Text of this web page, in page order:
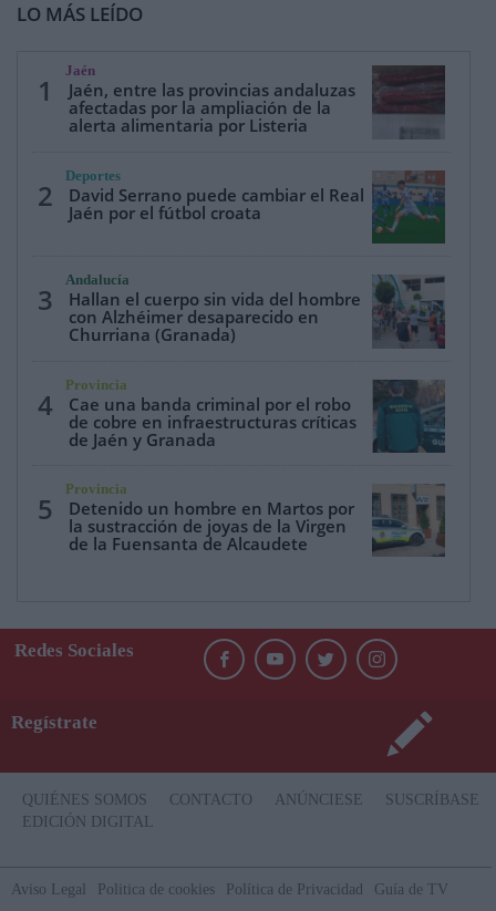
LO MÁS LEÍDO
1
Jaén
Jaén, entre las provincias andaluzas
afectadas por la ampliación de la
alerta alimentaria por Listeria
2
Deportes
David Serrano puede cambiar el Real
Jaén por el fútbol croata
3
Andalucía
Hallan el cuerpo sin vida del hombre
con Alzhéimer desaparecido en
Churriana (Granada)
4
Provincia
Cae una banda criminal por el robo
de cobre en infraestructuras críticas
de Jaén y Granada
5
Provincia
Detenido un hombre en Martos por
la sustracción de joyas de la Virgen
de la Fuensanta de Alcaudete
Redes Sociales
Regístrate
QUIÉNES SOMOS CONTACTO ANÚNCIESE
SUSCRÍBASE
EDICIÓN DIGITAL
Aviso Legal Politica de cookies Política de Privacidad Guía de TV